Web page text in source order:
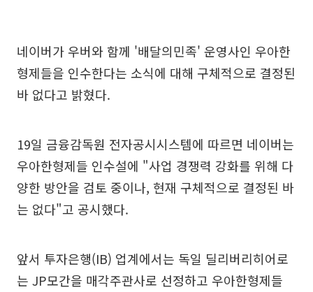
네이버가 우버와 함께 '배달의민족' 운영사인 우아한
형제들을 인수한다는 소식에 대해 구체적으로 결정된
바 없다고 밝혔다.
19일 금융감독원 전자공시시스템에 따르면 네이버는
우아한형제들 인수설에 "사업 경쟁력 강화를 위해 다
양한 방안을 검토 중이나, 현재 구체적으로 결정된 바
는 없다"고 공시했다.
앞서 투자은행(IB) 업계에서는 독일 딜리버리히어로
는 JP모간을 매각주관사로 선정하고 우아한형제들